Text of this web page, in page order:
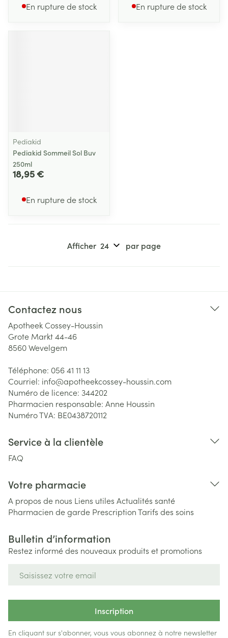
En rupture de stock En rupture de stock
Pediakid
Pediakid Sommeil Sol Buv
250ml
18,95 €
En rupture de stock
Afficher par page
Contactez nous
Apotheek Cossey-Houssin
Grote Markt 44-46
8560Wevelgem
Téléphone: 056 41 11 13
Courriel: info@apotheekcossey-houssin.com
Numéro de licence: 344202
Pharmacien responsable: Anne Houssin
Numéro TVA: BE0438720112
Service à la clientèle
FAQ
Votre pharmacie
A propos de nous Liens utiles Actualités santé
Pharmacien de garde PrescriptionTarifs des soins
Bulletin d’information
Restez informé des nouveaux produits et promotions
Inscription
En cliquant sur s'abonner, vous vous abonnez à notre newsletter